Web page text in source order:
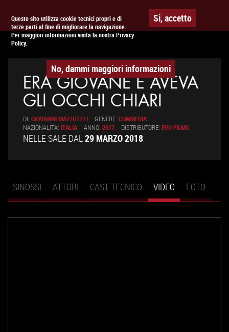
Questo sito utilizza cookie tecnici propri e di
terze parti al fine di migliorare la navigazione.
Per maggiori informazioni visita la nostra Privacy
Policy.
Si, accetto
No, dammi maggiori informazioni
APPUNTAMENTO AL CINEMA
ERA GIOVANE E AVEVA
GLI OCCHI CHIARI
DI: GIOVANNI MAZZITELLI GENERE: COMMEDIA
NAZIONALITÀ: ITALIA ANNO: 2017 DISTRIBUTORE: EVO FILMS
NELLE SALE DAL29 MARZO 2018
Schede primarie
SINOSSI ATTORI CAST TECNICO VIDEO (SCHEDA
ATTIVA)
FOTO